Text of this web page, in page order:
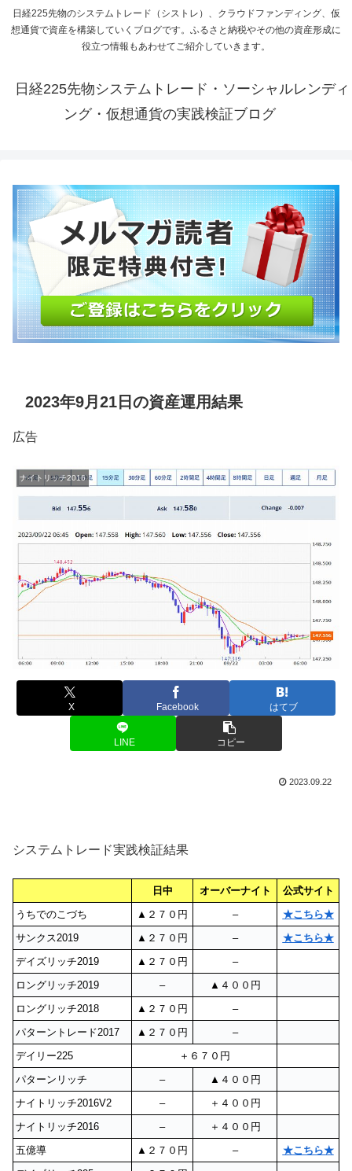
日経225先物のシステムトレード（シストレ）、クラウドファンディング、仮
想通貨で資産を構築していくブログです。ふるさと納税やその他の資産形成に
役立つ情報もあわせてご紹介していきます。
日経225先物システムトレード・ソーシャルレンディ
ング・仮想通貨の実践検証ブログ
2023年9月21日の資産運用結果
広告
ナイトリッチ2016
X Facebook はてブ
LINE コピー
2023.09.22
システムトレード実践検証結果
日中 オーバーナイト
公式サイト
うちでのこづち
▲２７０円 –
★こちら★
サンクス2019
▲２７０円 –
★こちら★
デイズリッチ2019
▲２７０円
–
ロングリッチ2019
–
▲４００円
ロングリッチ2018
▲２７０円
–
パターントレード2017
▲２７０円
–
デイリー225
＋６７０円
パターンリッチ
–
▲４００円
ナイトリッチ2016V2
–
＋４００円
ナイトリッチ2016
–
＋４００円
五億導
▲２７０円 –
★こちら★